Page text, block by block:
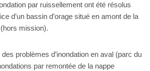
par ruissellement ont été résolus
d’un bassin d’orage situé en amont de la
mission).
des problèmes d’inondation en aval (parc du
par remontée de la nappe